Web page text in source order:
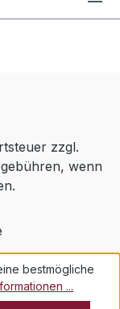
zzgl.
wenn
bestmögliche
...